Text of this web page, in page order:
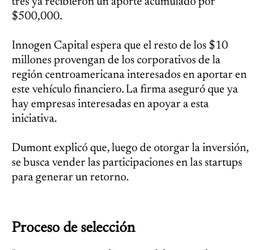
$500,000.
Innogen Capital espera que el resto de los $10
millones provengan de los corporativos de la
región centroamericana interesados en aportar en
este vehículo financiero. La firma aseguró que ya
hay empresas interesadas en apoyar a esta
iniciativa.
Dumont explicó que, luego de otorgar la inversión,
se busca vender las participaciones en las startups
para generar un retorno.
Proceso de selección